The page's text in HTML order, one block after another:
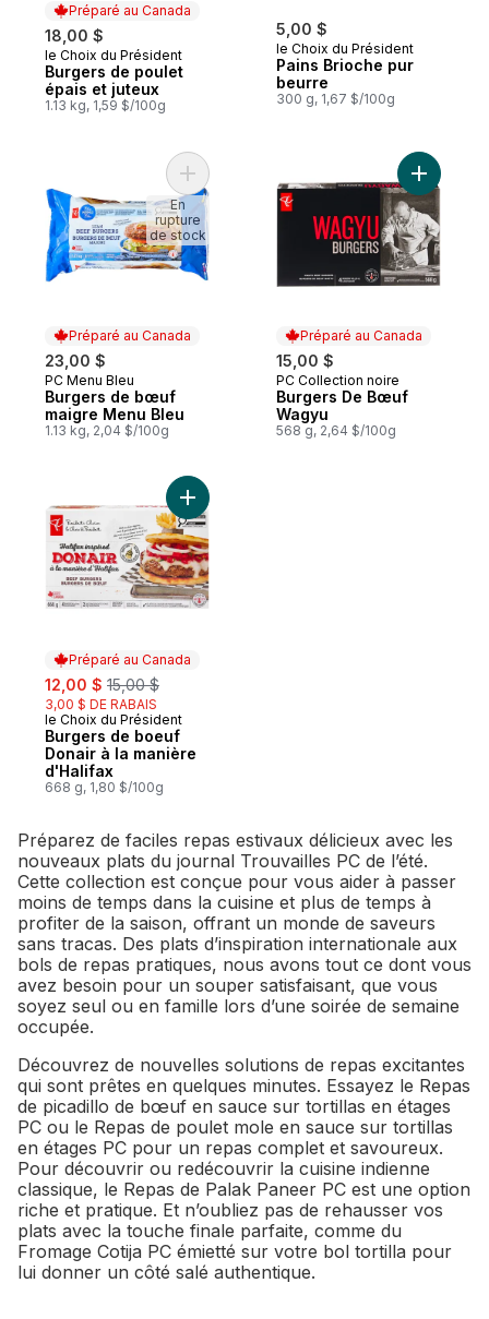
Préparé au Canada
18,00 $
Préparé au Canada
le Choix du Président
Burgers de poulet
épais et juteux
1.13 kg, 1,59 $/100g
5,00 $
le Choix du Président
Pains Brioche pur
beurre
300 g, 1,67 $/100g
Préparé au Canada
23,00 $
Préparé au Canada
PC Menu Bleu
Burgers de bœuf
maigre Menu Bleu
1.13 kg, 2,04 $/100g
Ajouter Burgers de bœuf maigre Menu
En
rupture
de stock
Préparé au Canada
15,00 $
Préparé au Canada
PC Collection noire
Burgers De Bœuf
Wagyu
568 g, 2,64 $/100g
Ajouter
Préparé au Canada
sale:
12,00 $ , formerly:
15,00 $
3,00 $ DE RABAIS
Préparé au Canada
le Choix du Président
Burgers de boeuf
Donair à la manière
d'Halifax
668 g, 1,80 $/100g
Ajouter Burgers de boeuf Donair à la
Préparez de faciles repas estivaux délicieux avec les
nouveaux plats du journal Trouvailles PC de l’été.
Cette collection est conçue pour vous aider à passer
moins de temps dans la cuisine et plus de temps à
profiter de la saison, offrant un monde de saveurs
sans tracas. Des plats d’inspiration internationale aux
bols de repas pratiques, nous avons tout ce dont vous
avez besoin pour un souper satisfaisant, que vous
soyez seul ou en famille lors d’une soirée de semaine
occupée.
Découvrez de nouvelles solutions de repas excitantes
qui sont prêtes en quelques minutes. Essayez le Repas
de picadillo de bœuf en sauce sur tortillas en étages
PC ou le Repas de poulet mole en sauce sur tortillas
en étages PC pour un repas complet et savoureux.
Pour découvrir ou redécouvrir la cuisine indienne
classique, le Repas de Palak Paneer PC est une option
riche et pratique. Et n’oubliez pas de rehausser vos
plats avec la touche finale parfaite, comme du
Fromage Cotija PC émietté sur votre bol tortilla pour
lui donner un côté salé authentique.